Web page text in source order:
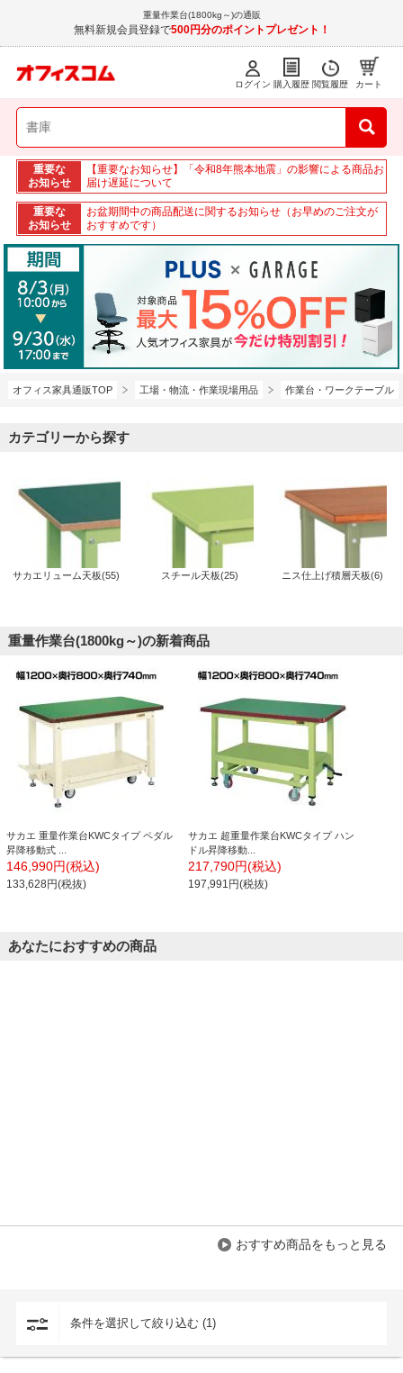
重量作業台(1800kg～)の通販
無料新規会員登録で500円分のポイントプレゼント！
ログイン 購入履歴 閲覧履歴 カート
重要な
お知らせ
【重要なお知らせ】「令和8年熊本地震」の影響による商品お
届け遅延について
重要な
お知らせ
お盆期間中の商品配送に関するお知らせ（お早めのご注文が
おすすめです）
オフィス家具通販TOP 工場・物流・作業現場用品 作業台・ワークテーブル
カテゴリーから探す
サカエリューム天板(55) スチール天板(25) ニス仕上げ積層天板(6)
重量作業台(1800kg～)の新着商品
サカエ 重量作業台KWCタイプ ペダル
昇降移動式 ...
146,990円(税込)
133,628円(税抜)
サカエ 超重量作業台KWCタイプ ハン
ドル昇降移動...
217,790円(税込)
197,991円(税抜)
あなたにおすすめの商品
おすすめ商品をもっと見る
条件を選択して絞り込む (1)